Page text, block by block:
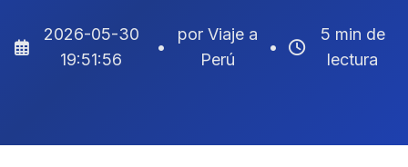
2026-05-30
19:51:56
•
por Viaje a
Perú
•
5 min de
lectura